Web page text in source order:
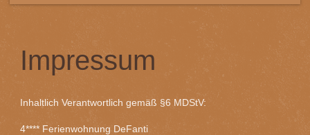
Impressum
Inhaltlich Verantwortlich gemäß §6 MDStV:
4**** Ferienwohnung DeFanti